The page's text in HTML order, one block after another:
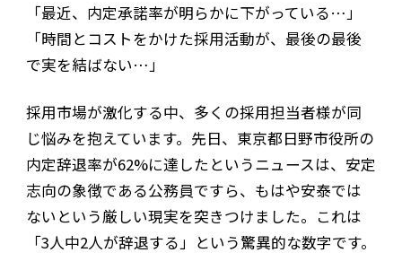
「最近、内定承諾率が明らかに下がっている…」
「時間とコストをかけた採用活動が、最後の最後
で実を結ばない…」
採用市場が激化する中、多くの採用担当者様が同
じ悩みを抱えています。先日、東京都日野市役所の
内定辞退率が62%に達したというニュースは、安定
志向の象徴である公務員ですら、もはや安泰では
ないという厳しい現実を突きつけました。これは
「3人中2人が辞退する」という驚異的な数字です。